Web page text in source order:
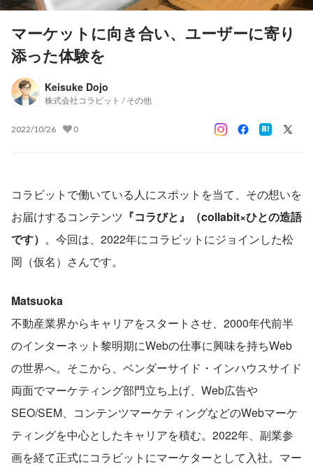
マーケットに向き合い、ユーザーに寄り
添った体験を
Keisuke Dojo
株式会社コラビット / その他
2022/10/26 0
コラビットで働いている人にスポットを当て、その想いを
お届けするコンテンツ 『コラびと』（collabit×ひとの造語
です） 。今回は、2022年にコラビットにジョインした松
岡（仮名）さんです。
Matsuoka
不動産業界からキャリアをスタートさせ、2000年代前半
のインターネット黎明期にWebの仕事に興味を持ちWeb
の世界へ。そこから、ベンダーサイド・インハウスサイド
両面でマーケティング部門立ち上げ、Web広告や
SEO/SEM、コンテンツマーケティングなどのWebマーケ
ティングを中心としたキャリアを積む。2022年、副業参
画を経て正式にコラビットにマーケターとして入社。マー